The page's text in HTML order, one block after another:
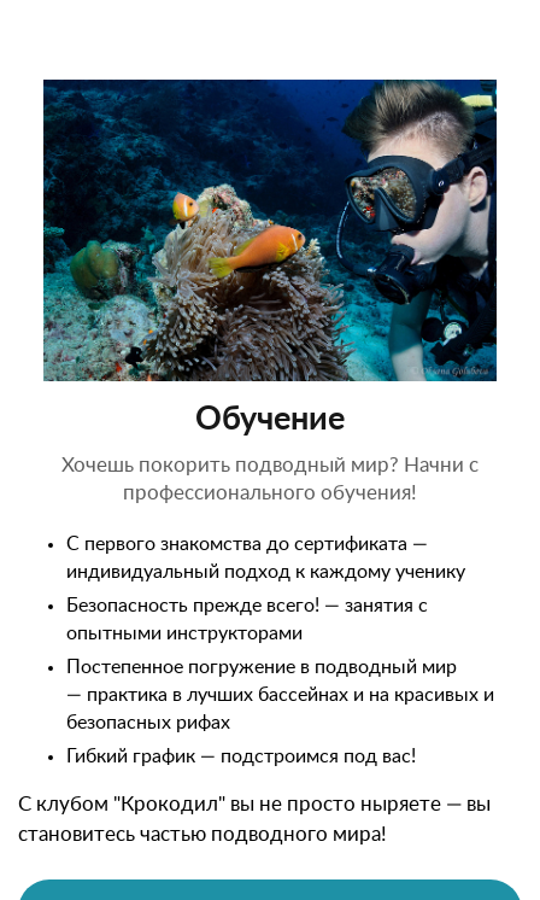
Обучение
Хочешь покорить подводный мир? Начни с
профессионального обучения!
С первого знакомства до сертификата —
индивидуальный подход к каждому ученику
Безопасность прежде всего! — занятия с
опытными инструкторами
Постепенное погружение в подводный мир
— практика в лучших бассейнах и на красивых и
безопасных рифах
Гибкий график — подстроимся под вас!
С клубом "Крокодил" вы не просто ныряете — вы
становитесь частью подводного мира!